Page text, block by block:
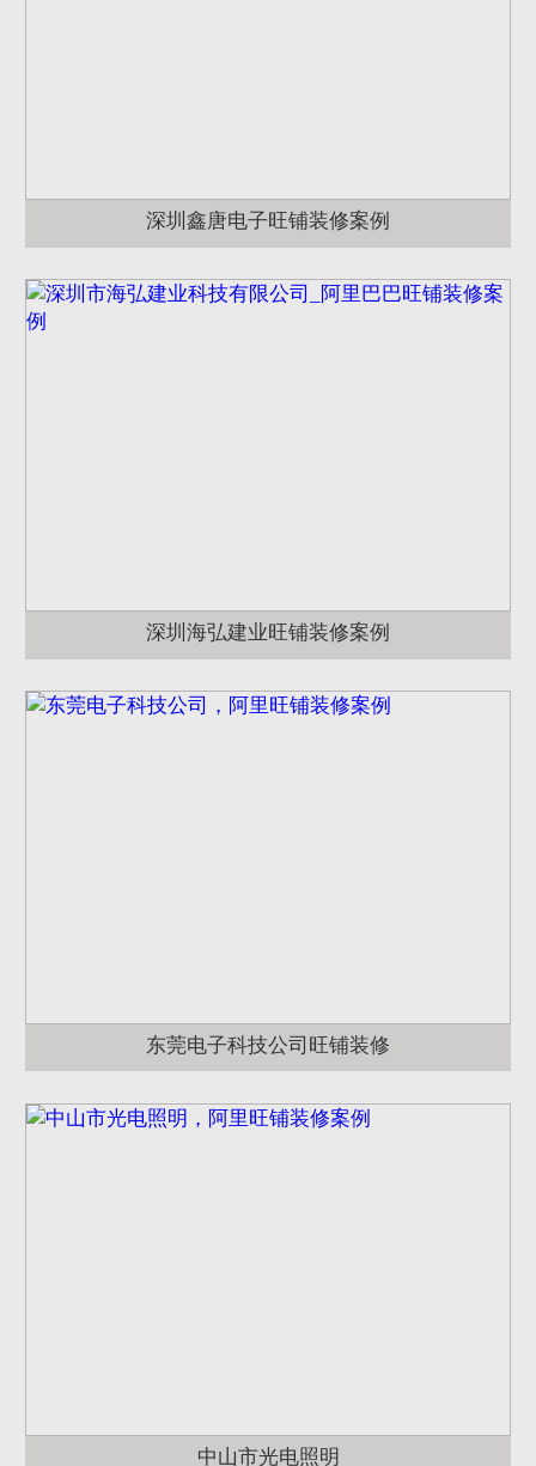
深圳鑫唐电子旺铺装修案例
深圳海弘建业旺铺装修案例
东莞电子科技公司旺铺装修
中山市光电照明